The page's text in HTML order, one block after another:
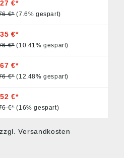
€*
€* (7.6% gespart)
€*
€* (10.41% gespart)
€*
€* (12.48% gespart)
€*
€* (16% gespart)
Versandkosten